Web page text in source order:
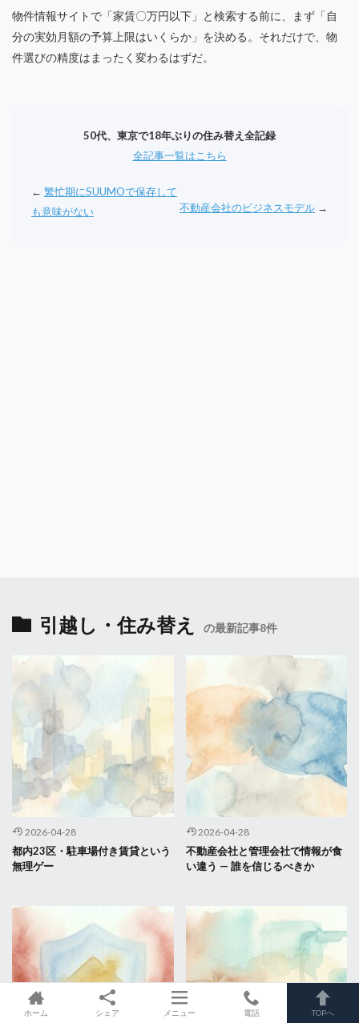
物件情報サイトで「家賃〇万円以下」と検索する前に、まず「自
分の実効月額の予算上限はいくらか」を決める。それだけで、物
件選びの精度はまったく変わるはずだ。
50代、東京で18年ぶりの住み替え全記録
全記事一覧はこちら
← 繁忙期にSUUMOで保存して
も意味がない
不動産会社のビジネスモデル →
引越し・住み替え の最新記事8件
2026-04-28
都内23区・駐車場付き賃貸という
無理ゲー
2026-04-28
不動産会社と管理会社で情報が食
い違う — 誰を信じるべきか
ホーム シェア メニュー 電話 TOPへ